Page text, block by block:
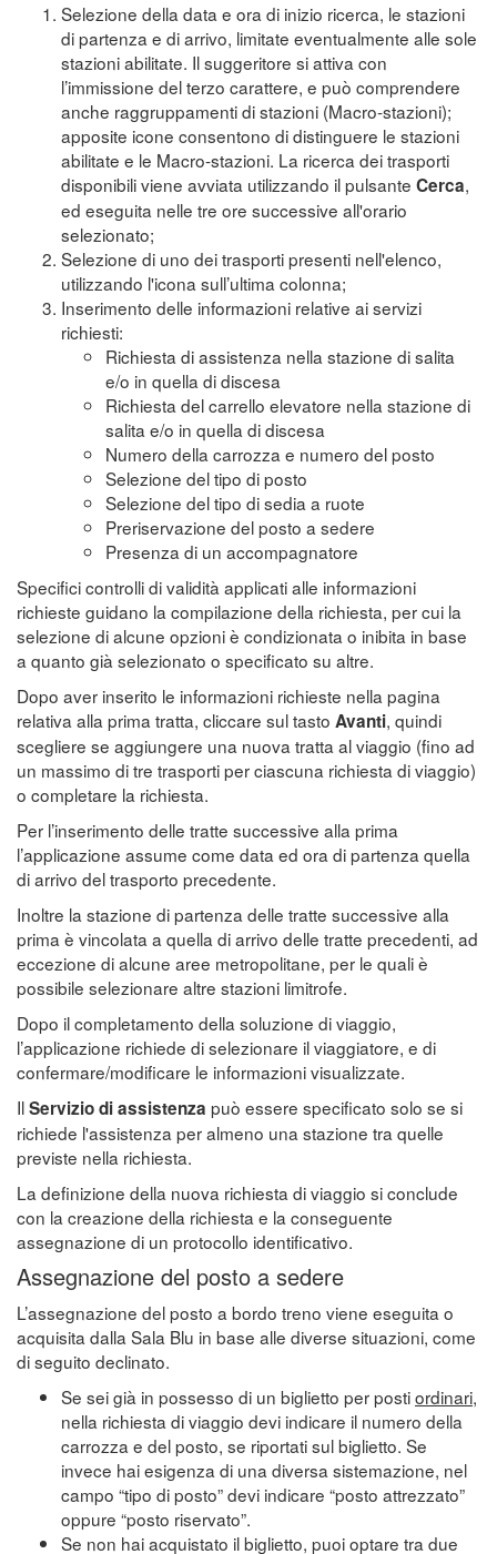
Selezione della data e ora di inizio ricerca, le stazioni
di partenza e di arrivo, limitate eventualmente alle sole
stazioni abilitate. Il suggeritore si attiva con
l’immissione del terzo carattere, e può comprendere
anche raggruppamenti di stazioni (Macro-stazioni);
apposite icone consentono di distinguere le stazioni
abilitate e le Macro-stazioni. La ricerca dei trasporti
disponibili viene avviata utilizzando il pulsante Cerca,
ed eseguita nelle tre ore successive all'orario
selezionato;
Selezione di uno dei trasporti presenti nell'elenco,
utilizzando l'icona sull’ultima colonna;
Inserimento delle informazioni relative ai servizi
richiesti:
Richiesta di assistenza nella stazione di salita
e/o in quella di discesa
Richiesta del carrello elevatore nella stazione di
salita e/o in quella di discesa
Numero della carrozza e numero del posto
Selezione del tipo di posto
Selezione del tipo di sedia a ruote
Preriservazione del posto a sedere
Presenza di un accompagnatore
Specifici controlli di validità applicati alle informazioni
richieste guidano la compilazione della richiesta, per cui la
selezione di alcune opzioni è condizionata o inibita in base
a quanto già selezionato o specificato su altre.
Dopo aver inserito le informazioni richieste nella pagina
relativa alla prima tratta, cliccare sul tasto Avanti, quindi
scegliere se aggiungere una nuova tratta al viaggio (fino ad
un massimo di tre trasporti per ciascuna richiesta di viaggio)
o completare la richiesta.
Per l’inserimento delle tratte successive alla prima
l’applicazione assume come data ed ora di partenza quella
di arrivo del trasporto precedente.
Inoltre la stazione di partenza delle tratte successive alla
prima è vincolata a quella di arrivo delle tratte precedenti, ad
eccezione di alcune aree metropolitane, per le quali è
possibile selezionare altre stazioni limitrofe.
Dopo il completamento della soluzione di viaggio,
l’applicazione richiede di selezionare il viaggiatore, e di
confermare/modificare le informazioni visualizzate.
IlServizio di assistenza può essere specificato solo se si
richiede l'assistenza per almeno una stazione tra quelle
previste nella richiesta.
La definizione della nuova richiesta di viaggio si conclude
con la creazione della richiesta e la conseguente
assegnazione di un protocollo identificativo.
Assegnazione del posto a sedere
L’assegnazione del posto a bordo treno viene eseguita o
acquisita dalla Sala Blu in base alle diverse situazioni, come
di seguito declinato.
Se sei già in possesso di un biglietto per postiordinari,
nella richiesta di viaggio devi indicare il numero della
carrozza e del posto, se riportati sul biglietto. Se
invece hai esigenza di una diversa sistemazione, nel
campo “tipo di posto” devi indicare “posto attrezzato”
oppure “posto riservato”.
Se non hai acquistato il biglietto, puoi optare tra due